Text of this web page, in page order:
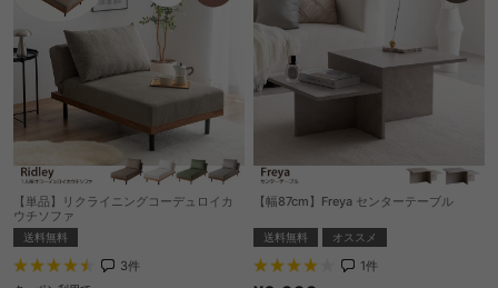
【単品】リクライニングコーデュロイカ
ウチソファ
送料無料
3件
【幅87cm】Freya センターテーブル
送料無料 オススメ
1件